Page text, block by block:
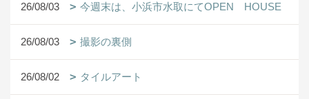
26/08/03 今週末は、小浜市水取にてOPEN HOUSE
26/08/03 撮影の裏側
26/08/02 タイルアート